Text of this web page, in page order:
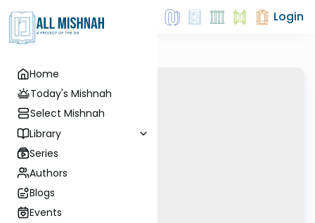
Home
Today's Mishnah
Select Mishnah
Library
Series
Authors
Blogs
Events
Login